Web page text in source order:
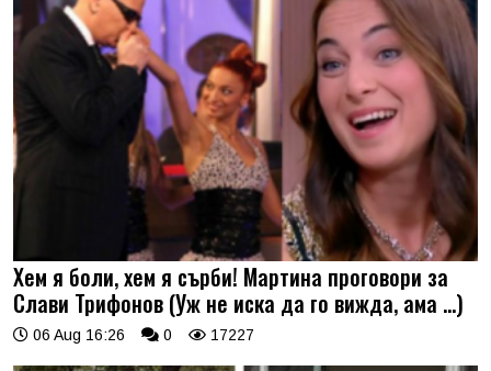
Хем я боли, хем я сърби! Мартина проговори за
Слави Трифонов (Уж не иска да го вижда, ама …)
06 Aug 16:26 0 17227